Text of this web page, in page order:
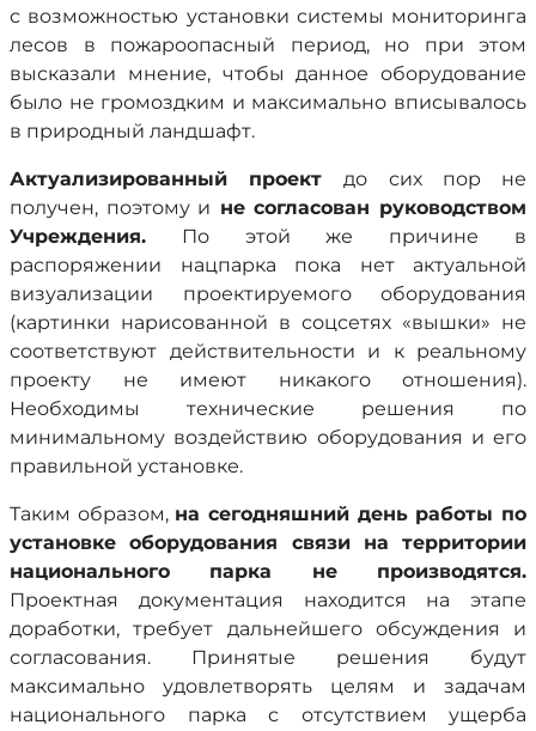
с возможностью установки системы мониторинга
лесов в пожароопасный период, но при этом
высказали мнение, чтобы данное оборудование
было не громоздким и максимально вписывалось
в природный ландшафт.
Актуализированный проектдо сих пор не
получен, поэтому и не согласован руководством
Учреждения. По этой же причине в
распоряжении нацпарка пока нет актуальной
визуализации проектируемого оборудования
(картинки нарисованной в соцсетях «вышки» не
соответствуют действительности и к реальному
проекту не имеют никакого отношения).
Необходимы технические решения по
минимальному воздействию оборудования и его
правильной установке.
Таким образом, на сегодняшний день работы по
установке оборудования связи на территории
национального парка не производятся.
Проектная документация находится на этапе
доработки, требует дальнейшего обсуждения и
согласования. Принятые решения будут
максимально удовлетворять целям и задачам
национального парка с отсутствием ущерба